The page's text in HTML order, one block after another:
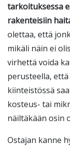
tarkoituksessa
rakenteisiin
olettaa, että
mikäli näin ei
virhettä voida
perusteella,
kiinteistössä
kosteus- tai
näiltäkään osin
Ostajan kanne